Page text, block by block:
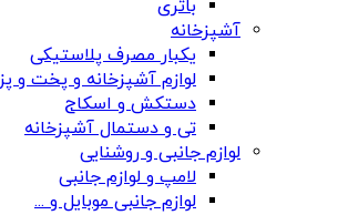
باتری
آشپزخانه
یکبار مصرف پلاستیکی
لوازم آشپزخانه و پخت و پز
دستکش و اسکاج
تی و دستمال آشپزخانه
لوازم جانبی و روشنایی
لامپ و لوازم جانبی
لوازم جانبی موبایل و ...